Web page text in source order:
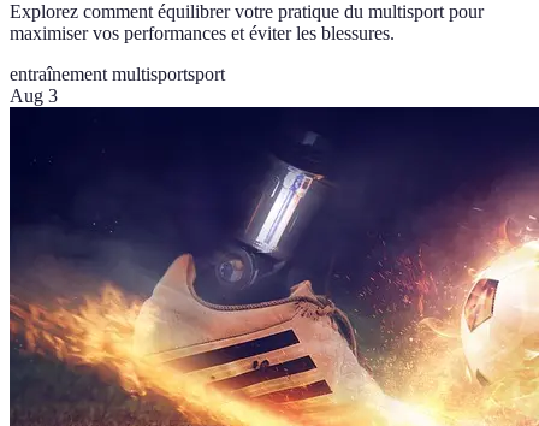
Explorez comment équilibrer votre pratique du multisport pour
maximiser vos performances et éviter les blessures.
entraînement multisportsport
Aug 3